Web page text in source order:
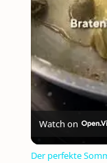
Watch on
Der perfekte